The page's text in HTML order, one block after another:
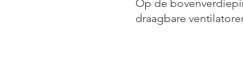
Op de
draagbare